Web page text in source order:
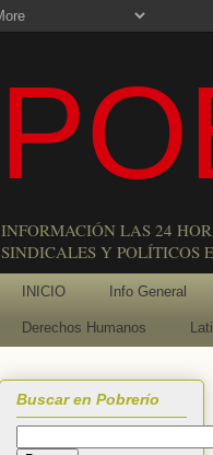
INFORMACIÓN LAS 24
SINDICALES Y POLÍTICOS
INICIO Info General
Derechos Humanos
Buscar en Pobrerío